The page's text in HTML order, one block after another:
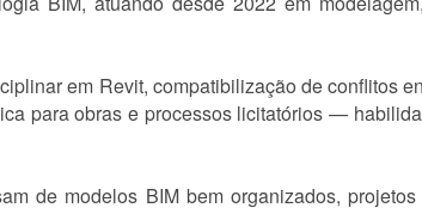
em Revit, compatibilização de conflitos
para obras e processos licitatórios —
de modelos BIM bem organizados,